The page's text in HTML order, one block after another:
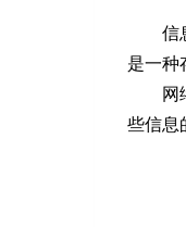
信
是一种
网
些信息